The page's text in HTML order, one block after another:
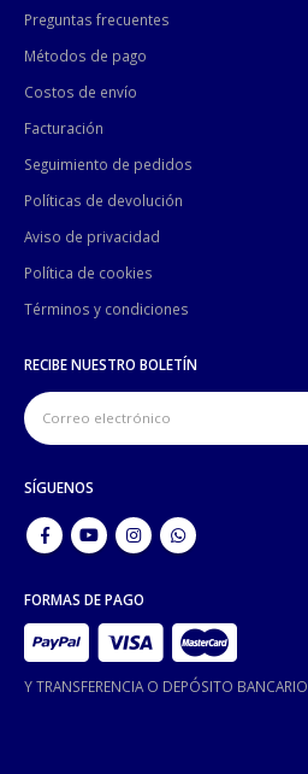
Preguntas frecuentes
Métodos de pago
Costos de envío
Facturación
Seguimiento de pedidos
Políticas de devolución
Aviso de privacidad
Política de cookies
Términos y condiciones
RECIBE NUESTRO BOLETÍN
SÍGUENOS
FORMAS DE PAGO
Y TRANSFERENCIA O DEPÓSITO BANCARIO